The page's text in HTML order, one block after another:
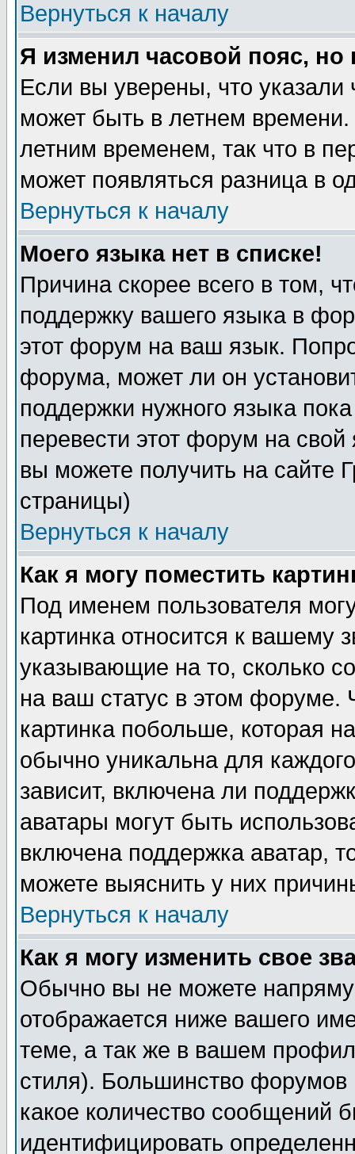
Вернуться к началу
Я изменил часовой пояс,
Если вы уверены, что указали
может быть в летнем
летним временем, так что в
может появляться разница в
Вернуться к началу
Моего языка нет в списке!
Причина скорее всего в том,
поддержку вашего языка в
этот форум на ваш язык.
форума, может ли он
поддержки нужного языка
перевести этот форум на
вы можете получить на сайте
страницы)
Вернуться к началу
Как я могу поместить
Под именем пользователя
картинка относится к вашему
указывающие на то, сколько
на ваш статус в этом форуме.
картинка побольше, которая
обычно уникальна для
зависит, включена ли
аватары могут быть
включена поддержка аватар,
можете выяснить у них
Вернуться к началу
Как я могу изменить свое
Обычно вы не можете
отображается ниже вашего
теме, а так же в вашем
стиля). Большинство форумов
какое количество сообщений
идентифицировать